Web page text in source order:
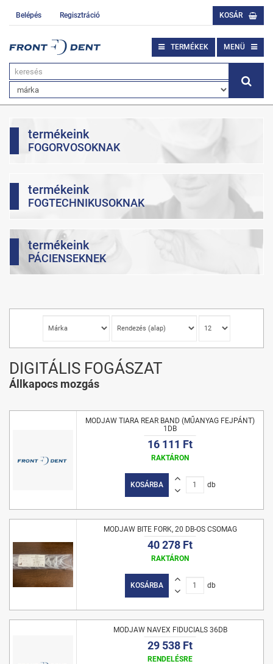
Belépés Regisztráció KOSÁR
TERMÉKEK MENÜ
termékeink
FOGORVOSOKNAK
termékeink
FOGTECHNIKUSOKNAK
termékeink
PÁCIENSEKNEK
DIGITÁLIS FOGÁSZAT
Állkapocs mozgás
MODJAW TIARA REAR BAND (MŰANYAG FEJPÁNT)
1DB
16 111 Ft
RAKTÁRON
KOSÁRBA db
MODJAW BITE FORK, 20 DB-OS CSOMAG
40 278 Ft
RAKTÁRON
KOSÁRBA db
MODJAW NAVEX FIDUCIALS 36DB
29 538 Ft
RENDELÉSRE